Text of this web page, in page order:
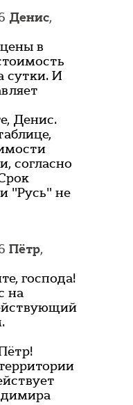
Денис,
в
сутки. И
Денис.
согласно
"Русь" не
Пётр,
господа!
на